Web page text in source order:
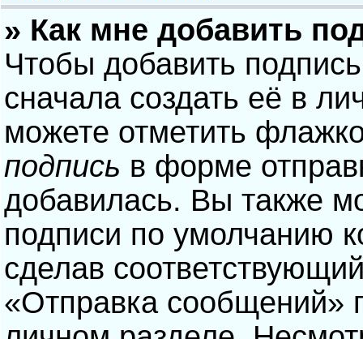
» Как мне добавить
Чтобы добавить
сначала создать её в
можете отметить
подпись в форме
добавилась. Вы также
подписи по умолчанию
сделав
«Отправка сообщений»